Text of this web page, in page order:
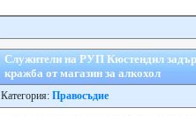
Служители на РУП Кюстендил
кражба от магазин за алкохол
Категория: Правосъдие